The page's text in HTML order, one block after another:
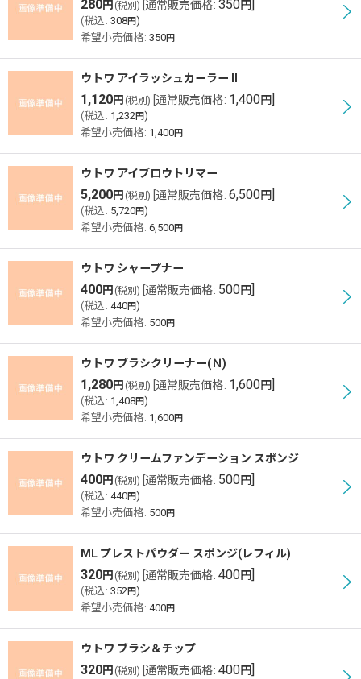
280円 (税別) 通常販売価格: 350円
(税込 : 308円)
希望小売価格: 350円
ウトワ アイラッシュカーラー II
1,120円 (税別) 通常販売価格: 1,400円]
(税込 : 1,232円)
希望小売価格: 1,400円
ウトワ アイブロウトリマー
5,200円 (税別) 通常販売価格: 6,500円]
(税込 : 5,720円)
希望小売価格: 6,500円
ウトワ シャープナー
400円 (税別) 通常販売価格: 500円]
(税込 : 440円)
希望小売価格: 500円
ウトワ ブラシクリーナー(Ｎ)
1,280円 (税別) 通常販売価格: 1,600円]
(税込 : 1,408円)
希望小売価格: 1,600円
ウトワ クリームファンデーション スポンジ
400円 (税別) 通常販売価格: 500円]
(税込 : 440円)
希望小売価格: 500円
ML プレストパウダー スポンジ(レフィル)
320円 (税別) 通常販売価格: 400円]
(税込 : 352円)
希望小売価格: 400円
ウトワ ブラシ＆チップ
320円 (税別) 通常販売価格: 400円]